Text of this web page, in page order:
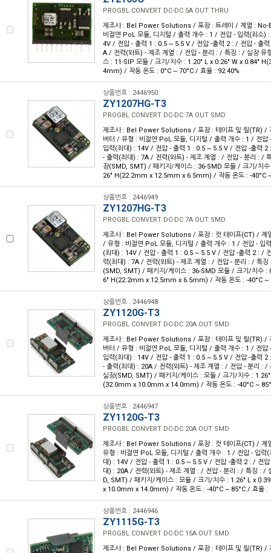
PROGBL CONVERT DC-DC 5A OUT THRU
제조사 : Bel Power Solutions / 포장 : 트레이 / 계열 : No-
비절연 PoL 모듈, 디지털 / 출력 개수 : 1 / 전압 - 입력(최소)
4V / 전압 - 출력 1 : 0.5 ~ 5.5 V / 전압 -출력 2 : / 전압 - 출
A / 전력(와트) - 제조 계열 : / 전압 - 분리 : / 특징 : / 실장 유
스 : 11-SIP 모듈 / 크기/치수 : 1.20" L x 0.26" W x 0.84"
4mm) / 작동 온도 : 0°C ~ 70°C / 효율 : 92.40%
상품번호 : 2446950
ZY1207HG-T3
PROGBL CONVERT DC-DC 7A OUT SMD
제조사 : Bel Power Solutions / 포장 : 테이프 및 릴(TR) /
버터 / 유형 : 비절연 PoL 모듈, 디지털 / 출력 개수 : 1 / 전압
입력(최대) : 14V / 전압 - 출력 1 : 0.5 ~ 5.5 V / 전압 -출력
- 출력(최대) : 7A / 전력(와트) - 제조 계열 : / 전압 - 분리 : /
장(SMD, SMT) / 패키지/케이스 : 36-SMD 모듈 / 크기/치
26" H(22.2mm x 12.5mm x 6.5mm) / 작동 온도 : -40°C
상품번호 : 2446949
ZY1207HG-T3
PROGBL CONVERT DC-DC 7A OUT SMD
제조사 : Bel Power Solutions / 포장 : 컷 테이프(CT) / 계
/ 유형 : 비절연 PoL 모듈, 디지털 / 출력 개수 : 1 / 전압 - 입
(최대) : 14V / 전압 - 출력 1 : 0.5 ~ 5.5 V / 전압 -출력 2 : /
력(최대) : 7A / 전력(와트) - 제조 계열 : / 전압 - 분리 : / 특징
(SMD, SMT) / 패키지/케이스 : 36-SMD 모듈 / 크기/치수 :
6" H(22.2mm x 12.5mm x 6.5mm) / 작동 온도 : -40°C ~
상품번호 : 2446948
ZY1120G-T3
PROGBL CONVERT DC-DC 20A OUT SMD
제조사 : Bel Power Solutions / 포장 : 테이프 및 릴(TR) /
버터 / 유형 : 비절연 PoL 모듈, 디지털 / 출력 개수 : 1 / 전압
입력(최대) : 14V / 전압 - 출력 1 : 0.5 ~ 5.5 V / 전압 -출력
- 출력(최대) : 20A / 전력(와트) - 제조 계열 : / 전압 - 분리 : /
실장(SMD, SMT) / 패키지/케이스 : 모듈 / 크기/치수 :
(32.0mm x 10.0mm x 14.0mm) / 작동 온도 : -40°C ~
상품번호 : 2446947
ZY1120G-T3
PROGBL CONVERT DC-DC 20A OUT SMD
제조사 : Bel Power Solutions / 포장 : 컷 테이프(CT) / 계
유형 : 비절연 PoL 모듈, 디지털 / 출력 개수 : 1 / 전압 - 입력
대) : 14V / 전압 - 출력 1 : 0.5 ~ 5.5 V / 전압 -출력 2 : / 전
대) : 20A / 전력(와트) - 제조 계열 : / 전압 - 분리 : / 특징 : /
D, SMT) / 패키지/케이스 : 모듈 / 크기/치수 : 1.26" L x
x 10.0mm x 14.0mm) / 작동 온도 : -40°C ~ 85°C / 효율 :
상품번호 : 2446946
ZY1115G-T3
PROGBL CONVERT DC-DC 15A OUT SMD
제조사 : Bel Power Solutions / 포장 : 테이프 및 릴(TR) /